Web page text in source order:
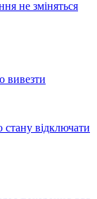
не зміняться
вивезти
стану відключати